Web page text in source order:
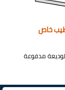
خاص
مدفوعة